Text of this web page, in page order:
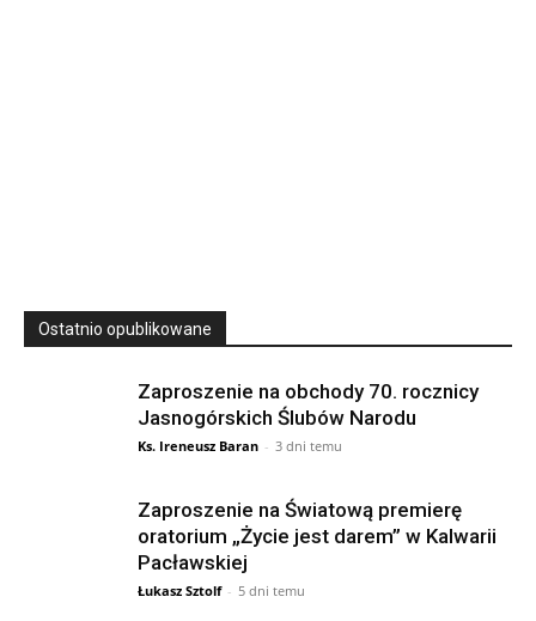
Ostatnio opublikowane
Zaproszenie na obchody 70. rocznicy
Jasnogórskich Ślubów Narodu
Ks. Ireneusz Baran - 3 dni temu
Zaproszenie na Światową premierę
oratorium „Życie jest darem” w Kalwarii
Pacławskiej
Łukasz Sztolf - 5 dni temu